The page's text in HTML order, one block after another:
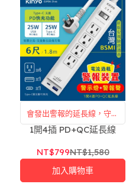
會發出警報的延長線，守護
每一次用電
1開4插 PD+QC延長線
NT$799NT$1,580
加入購物車